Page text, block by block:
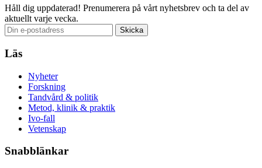
Håll dig uppdaterad! Prenumerera på vårt nyhetsbrev och ta del av
aktuellt varje vecka.
Läs
Nyheter
Forskning
Tandvård & politik
Metod, klinik & praktik
Ivo-fall
Vetenskap
Snabblänkar